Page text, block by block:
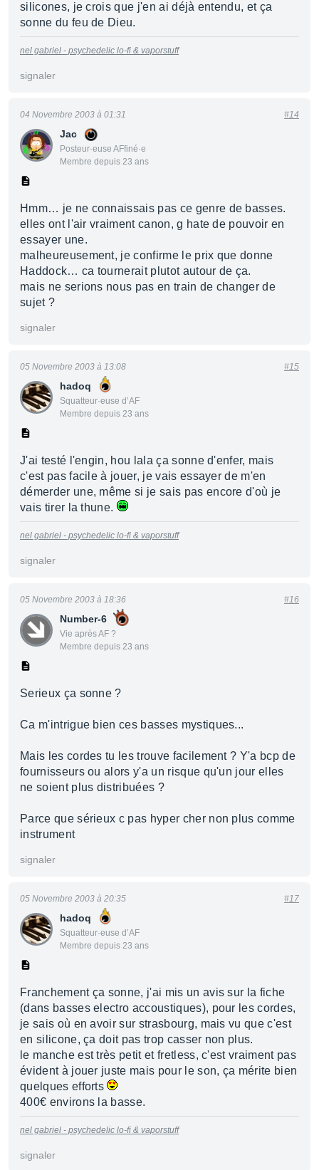
silicones, je crois que j'en ai déjà entendu, et ça
sonne du feu de Dieu.
nel gabriel - psychedelic lo-fi & vaporstuff
signaler
Jac
Posteur·euse AFfiné·e
Membre depuis 23 ans
04 Novembre 2003 à 01:31 #14
Hmm… je ne connaissais pas ce genre de basses.
elles ont l'air vraiment canon, g hate de pouvoir en
essayer une.
malheureusement, je confirme le prix que donne
Haddock… ca tournerait plutot autour de ça.
mais ne serions nous pas en train de changer de
sujet ?
signaler
hadoq
Squatteur·euse d’AF
Membre depuis 23 ans
05 Novembre 2003 à 13:08 #15
J'ai testé l'engin, hou lala ça sonne d'enfer, mais
c'est pas facile à jouer, je vais essayer de m'en
démerder une, même si je sais pas encore d'où je
vais tirer la thune.
nel gabriel - psychedelic lo-fi & vaporstuff
signaler
Number-6
Vie après AF ?
Membre depuis 23 ans
05 Novembre 2003 à 18:36 #16
Serieux ça sonne ?
Ca m'intrigue bien ces basses mystiques...
Mais les cordes tu les trouve facilement ? Y'a bcp de
fournisseurs ou alors y'a un risque qu'un jour elles
ne soient plus distribuées ?
Parce que sérieux c pas hyper cher non plus comme
instrument
signaler
hadoq
Squatteur·euse d’AF
Membre depuis 23 ans
05 Novembre 2003 à 20:35 #17
Franchement ça sonne, j'ai mis un avis sur la fiche
(dans basses electro accoustiques), pour les cordes,
je sais où en avoir sur strasbourg, mais vu que c'est
en silicone, ça doit pas trop casser non plus.
le manche est très petit et fretless, c'est vraiment pas
évident à jouer juste mais pour le son, ça mérite bien
quelques efforts
400€ environs la basse.
nel gabriel - psychedelic lo-fi & vaporstuff
signaler